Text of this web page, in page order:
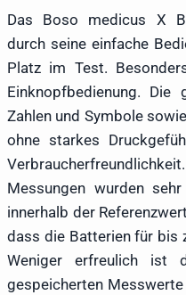
Das Boso medicus X
durch seine einfache
Platz im Test.
Einknopfbedienung. Die
Zahlen und Symbole
ohne starkes
Messungen wurden
innerhalb der
dass die Batterien für bis
Weniger erfreulich ist
gespeicherten